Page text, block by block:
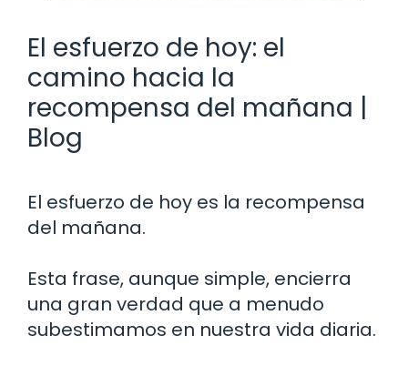
El esfuerzo de hoy: el
camino hacia la
recompensa del mañana |
Blog
El esfuerzo de hoy es la recompensa
del mañana.
Esta frase, aunque simple, encierra
una gran verdad que a menudo
subestimamos en nuestra vida diaria.